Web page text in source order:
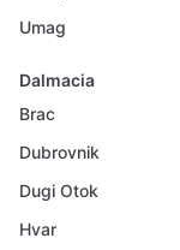
Umag
Dalmacia
Brac
Dubrovnik
Dugi Otok
Hvar